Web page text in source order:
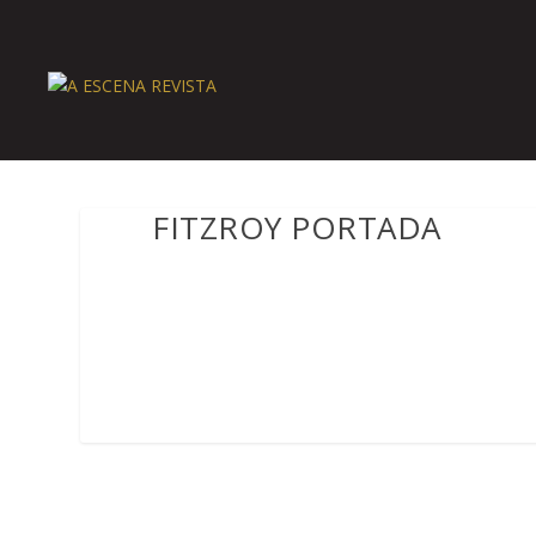
FITZROY PORTADA